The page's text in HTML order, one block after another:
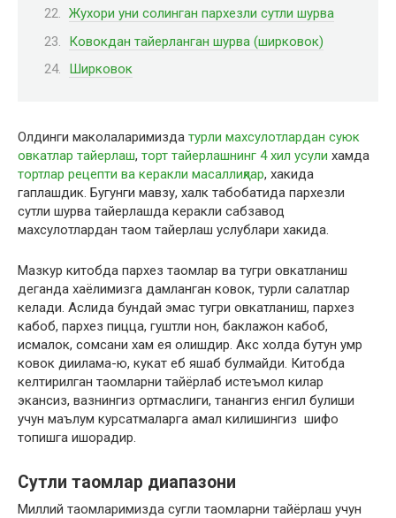
Жухори уни солинган пархезли сутли шурва
Ковокдан тайерланган шурва (ширковок)
Ширковок
Олдинги маколаларимизда турли махсулотлардан суюк
овкатлар тайерлаш, торт тайерлашнинг 4 хил усули хамда
тортлар рецепти ва керакли масаллиқлар, хакида
гаплашдик. Бугунги мавзу, xалк табобатида пархезли
сутли шурва тайерлашда керакли сабзавод
махсулотлардан таом тайерлаш услублари хакида.
Мазкур китобда пархез таомлар ва тугри овкатланиш
деганда хаёлимизга дамланган ковок, турли салатлар
келади. Аслида бундай эмас тугри овкатланиш, пархез
кабоб, пархез пицца, гуштли нон, баклажон кабоб,
исмалок, сомсани хам ея олишдир. Акс холда бутун умр
ковок диилама-ю, кукат еб яшаб булмайди. Китобда
келтирилган таомларни тайёрлаб истеъмол килар
экансиз, вазнингиз ортмаслиги, танангиз енгил булиши
учун маълум курсатмаларга амал килишингиз шифо
топишга ишорадир.
Сутли таомлар диапазони
Миллий таомларимизда сугли таомларни тайёрлаш учун